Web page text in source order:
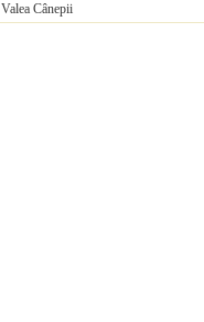
Valea Cânepii